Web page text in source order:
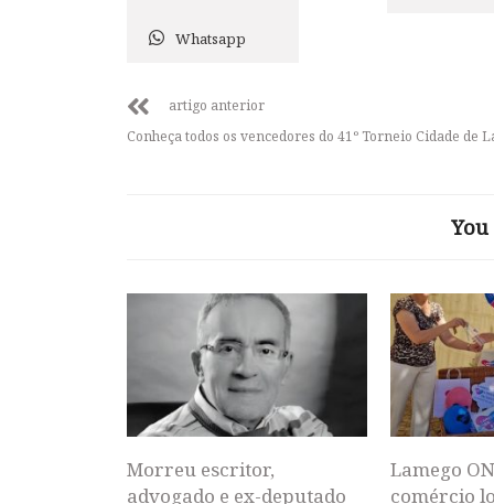
Whatsapp
artigo anterior
Conheça todos os vencedores do 41º Torneio Cidade de
Morreu escritor,
advogado e ex-deputado
Lamego
comércio